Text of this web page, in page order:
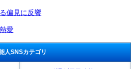
偏見に反響
愛
人SNSカテゴリ